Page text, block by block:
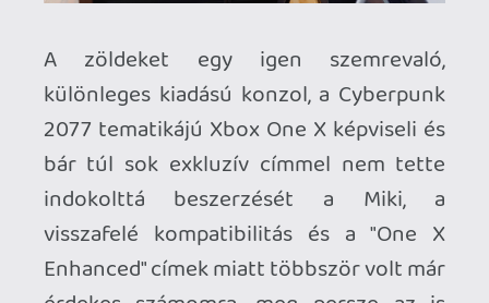
utóbbi időkben eléggé szúrta a
szememet a rengeteg HDMI-, audio- és
tápkábel, ezért felszereltem nemrégen
kábelcsatornákat is. Érezhetően van még
hová fejlődni ezen a téren, esetleg
következő lépésként itt-ott becsúszhat
némi háttérvilágítás is...de egyelőre itt